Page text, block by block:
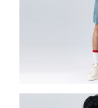
2.基於同意付款使用「大哥付你
資料（包含姓名、電話或地址）
由本公司與您本人進行分期帳單
3.完整用戶服務條款，請詳閱以下
※ 交易是否成功請以「AFTEE先
是否繳費成功／繳費後需取消欲
https://
１．透過由恩沛科技股份有限公
易，需依本服務之必要範圍內提
權轉讓予恩沛科技股份有限公司。
２．關於個人資料處理事宜，請
３．未成年的使用者請事先徵得
「AFTEE先享後付」，若未經同
每筆NT$60，滿NT$3,000(
每筆NT$80，滿NT$3,000(